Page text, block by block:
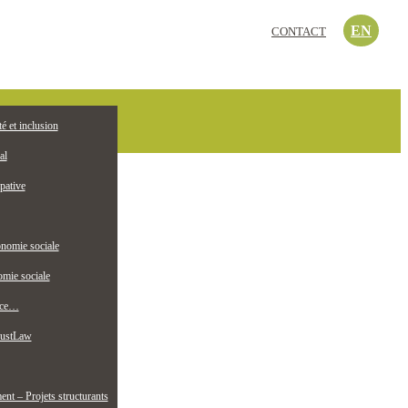
quoi?
jeunesse
et inclusion
sociale
sociale
– Projets structurants
CONTACT EN